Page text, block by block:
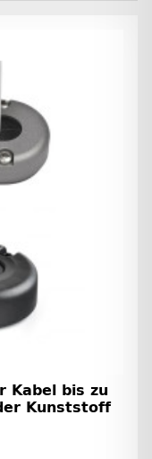
Kabel bis zu
Kunststoff